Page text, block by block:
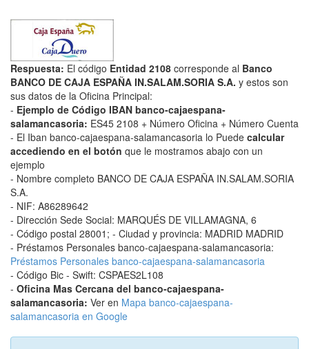
Respuesta: El código Entidad 2108 corresponde al Banco
BANCO DE CAJA ESPAÑA IN.SALAM.SORIA S.A. y estos son
sus datos de la Oficina Principal:
- Ejemplo de Código IBAN banco-cajaespana-
salamancasoria: ES45 2108 + Número Oficina + Número Cuenta
- El Iban banco-cajaespana-salamancasoria lo Puede calcular
accediendo en el botón que le mostramos abajo con un
ejemplo
- Nombre completo BANCO DE CAJA ESPAÑA IN.SALAM.SORIA
S.A.
- NIF: A86289642
- Dirección Sede Social: MARQUÉS DE VILLAMAGNA, 6
- Código postal 28001; - Ciudad y provincia: MADRID MADRID
- Préstamos Personales banco-cajaespana-salamancasoria:
Préstamos Personales banco-cajaespana-salamancasoria
- Código Bic - Swift: CSPAES2L108
- Oficina Mas Cercana del banco-cajaespana-
salamancasoria: Ver en Mapa banco-cajaespana-
salamancasoria en Google